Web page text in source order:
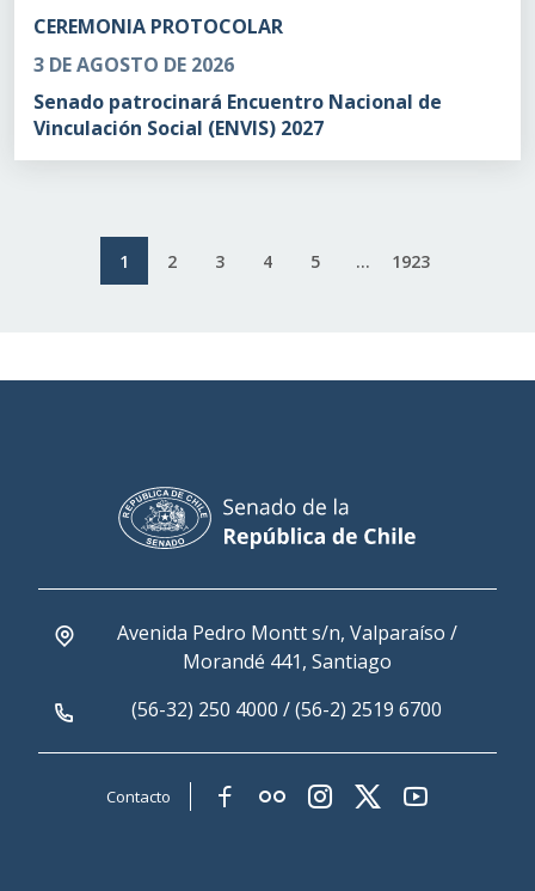
CEREMONIA PROTOCOLAR
3 DE AGOSTO DE 2026
Senado patrocinará Encuentro Nacional de
Vinculación Social (ENVIS) 2027
1 2 3 4 5 ... 1923
Avenida Pedro Montt s/n, Valparaíso /
Morandé 441, Santiago
(56-32) 250 4000 / (56-2) 2519 6700
Contacto